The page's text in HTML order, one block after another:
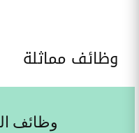
وظائف مماثلة
وظائف